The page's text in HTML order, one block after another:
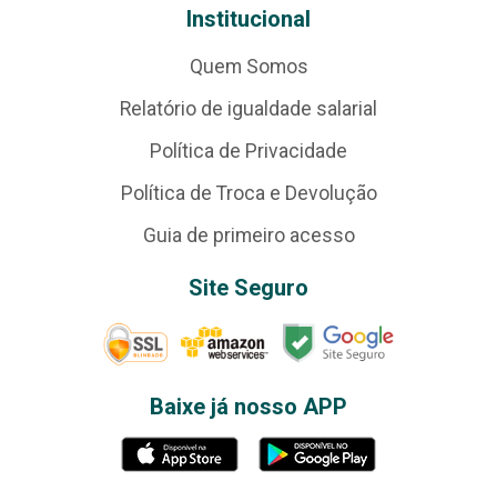
Institucional
Quem Somos
Relatório de igualdade salarial
Política de Privacidade
Política de Troca e Devolução
Guia de primeiro acesso
Site Seguro
Baixe já nosso APP